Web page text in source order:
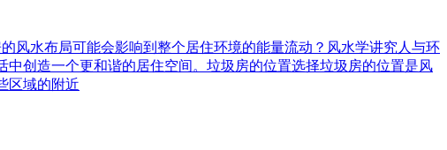
风水布局可能会影响到整个居住环境的能量流动？风水学讲究人与环
创造一个更和谐的居住空间。垃圾房的位置选择垃圾房的位置是风
区域的附近